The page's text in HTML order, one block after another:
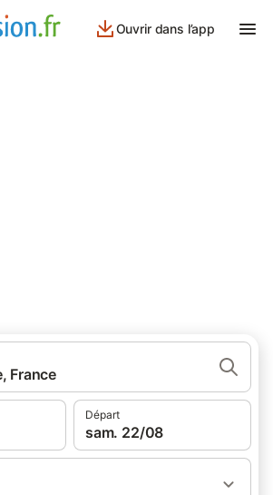
Ouvrir dans l’app
France
Départ
sam. 22/08